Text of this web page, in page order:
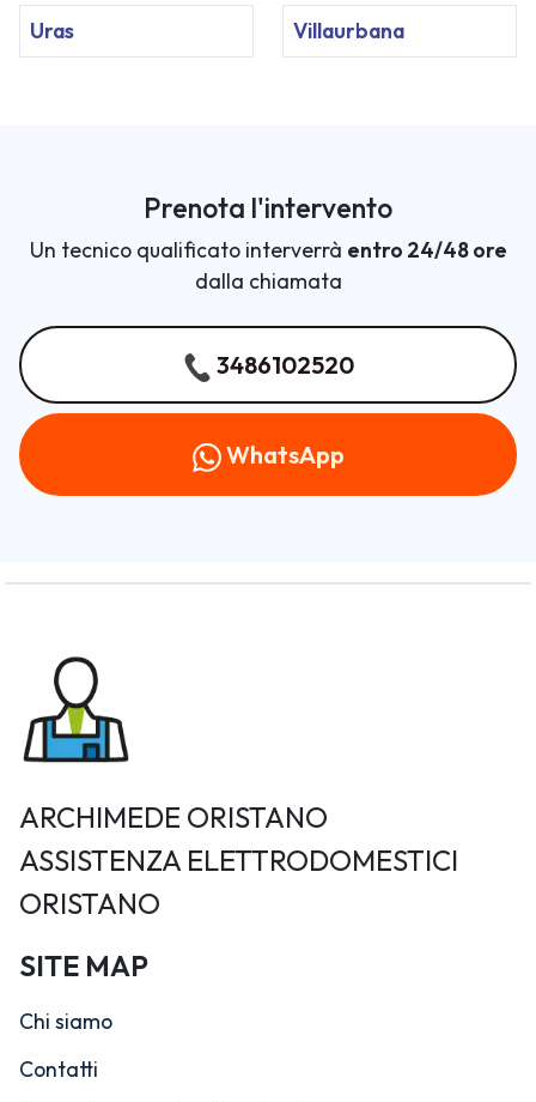
Uras Villaurbana
Prenota l'intervento
Un tecnico qualificato interverrà entro 24/48 ore
dalla chiamata
3486102520
WhatsApp
ARCHIMEDE ORISTANO
ASSISTENZA ELETTRODOMESTICI
ORISTANO
SITE MAP
Chi siamo
Contatti